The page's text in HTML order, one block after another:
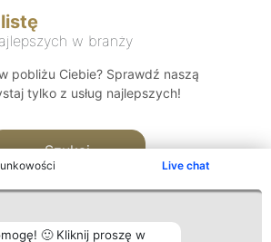
Live chat
🙂 Kliknij proszę w
w branży
pobliżu Ciebie? Sprawdź naszą
tylko z usług najlepszych!
Szukaj